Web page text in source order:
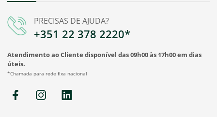
PRECISAS DE AJUDA?
+351 22 378 2220*
Atendimento ao Cliente disponível das 09h00 às 17h00 em dias
úteis.
*Chamada para rede fixa nacional